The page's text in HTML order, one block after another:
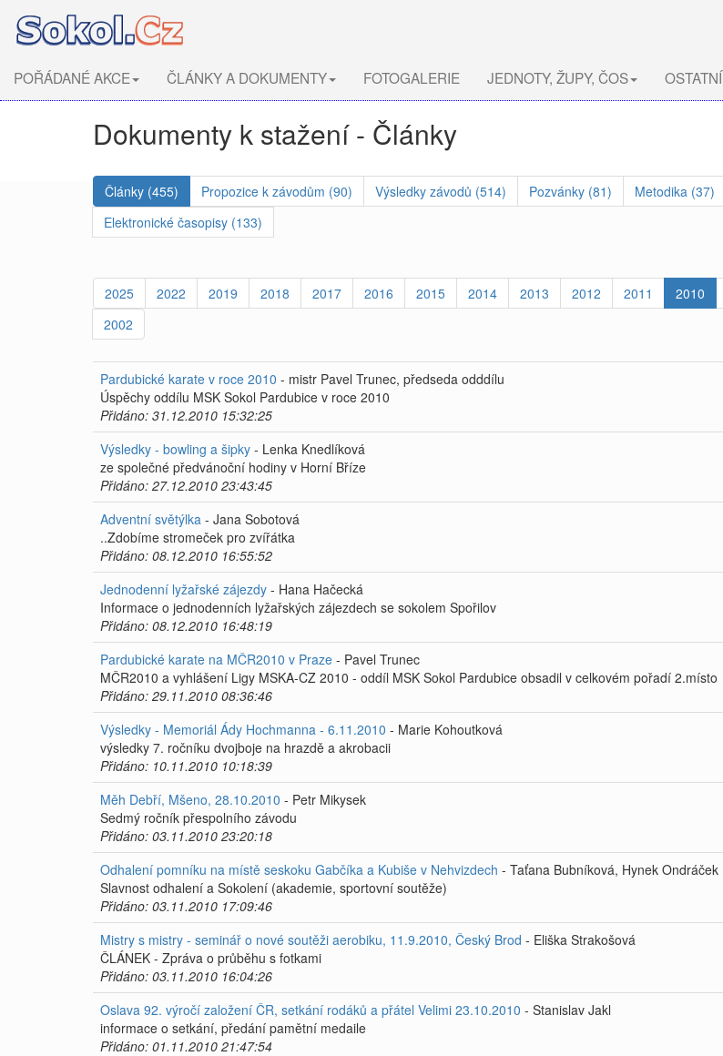
POŘÁDANÉ AKCE ČLÁNKY A DOKUMENTY FOTOGALERIE JEDNOTY, ŽUPY, ČOS OSTATNÍ
Dokumenty k stažení - Články
Články (455) Propozice k závodům (90) Výsledky závodů (514) Pozvánky (81) Metodika (37)
Elektronické časopisy (133)
2025 2022 2019 2018 2017 2016 2015 2014 2013 2012 2011 2010
2002
Pardubické karate v roce 2010 - mistr Pavel Trunec, předseda odddílu
Úspěchy oddílu MSK Sokol Pardubice v roce 2010
Přidáno: 31.12.2010 15:32:25
Výsledky - bowling a šipky - Lenka Knedlíková
ze společné předvánoční hodiny v Horní Bříze
Přidáno: 27.12.2010 23:43:45
Adventní světýlka - Jana Sobotová
..Zdobíme stromeček pro zvířátka
Přidáno: 08.12.2010 16:55:52
Jednodenní lyžařské zájezdy - Hana Hačecká
Informace o jednodenních lyžařských zájezdech se sokolem Spořilov
Přidáno: 08.12.2010 16:48:19
Pardubické karate na MČR2010 v Praze - Pavel Trunec
MČR2010 a vyhlášení Ligy MSKA-CZ 2010 - oddíl MSK Sokol Pardubice obsadil v celkovém pořadí 2.místo
Přidáno: 29.11.2010 08:36:46
Výsledky - Memoriál Ády Hochmanna - 6.11.2010 - Marie Kohoutková
výsledky 7. ročníku dvojboje na hrazdě a akrobacii
Přidáno: 10.11.2010 10:18:39
Měh Debří, Mšeno, 28.10.2010 - Petr Mikysek
Sedmý ročník přespolního závodu
Přidáno: 03.11.2010 23:20:18
Odhalení pomníku na místě seskoku Gabčíka a Kubiše v Nehvizdech - Taťana Bubníková, Hynek Ondráček
Slavnost odhalení a Sokolení (akademie, sportovní soutěže)
Přidáno: 03.11.2010 17:09:46
Mistry s mistry - seminář o nové soutěži aerobiku, 11.9.2010, Český Brod - Eliška Strakošová
ČLÁNEK - Zpráva o průběhu s fotkami
Přidáno: 03.11.2010 16:04:26
Oslava 92. výročí založení ČR, setkání rodáků a přátel Velimi 23.10.2010 - Stanislav Jakl
informace o setkání, předání pamětní medaile
Přidáno: 01.11.2010 21:47:54